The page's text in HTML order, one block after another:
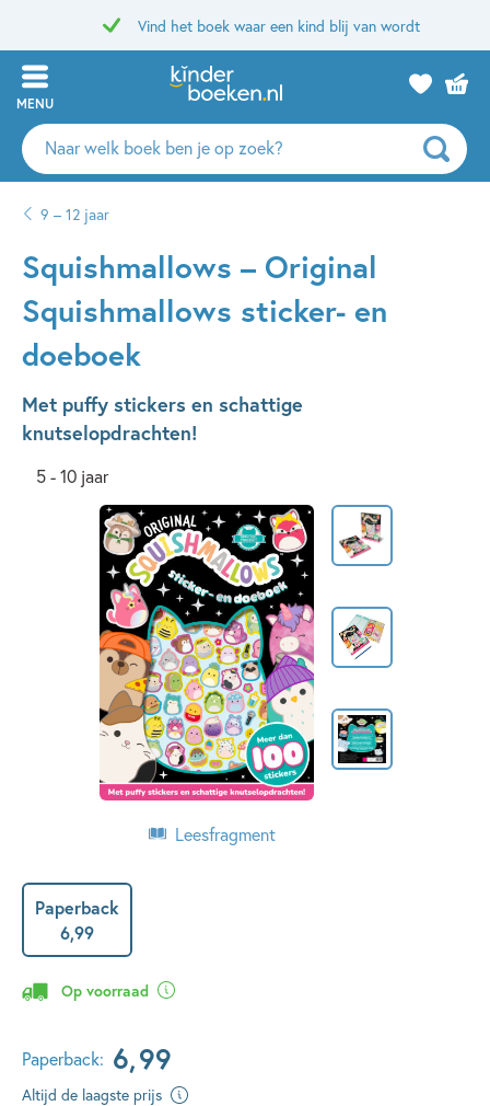
Vind het boek waar een kind blij van wordt
MENU
Zoeken
naar
auteurs
uitgevers
9 – 12 jaar
Squishmallows – Original
Squishmallows sticker- en
doeboek
Met puffy stickers en schattige
knutselopdrachten!
5 - 10 jaar
Leesfragment
Paperback
6,99
Op voorraad
Paperback: 6,99
Altijd de laagste prijs